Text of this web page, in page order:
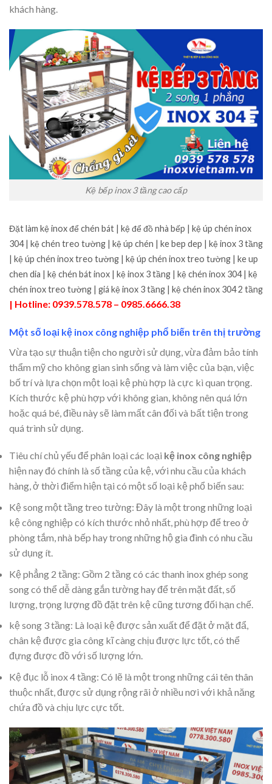
khách hàng.
Kệ bếp inox 3 tầng cao cấp
Đặt làm kệ inox để chén bát | kệ để đồ nhà bếp | kệ úp chén inox
304 | kệ chén treo tường | kệ úp chén | ke bep dep | kệ inox 3 tầng
| kệ úp chén inox treo tường | kệ úp chén inox treo tường | ke up
chen dia | kệ chén bát inox | kệ inox 3 tầng | kệ chén inox 304 | kệ
chén inox treo tường | giá kệ inox 3 tầng | kệ chén inox 304 2 tầng
| Hotline: 0939.578.578 – 0985.6666.38
Một số loại kệ inox công nghiệp phổ biến trên thị trường
Vừa tạo sự thuận tiện cho người sử dụng, vừa đảm bảo tính
thẩm mỹ cho không gian sinh sống và làm việc của bạn, việc
bố trí và lựa chọn một loại kệ phù hợp là cực kì quan trọng.
Kích thước kệ phù hợp với không gian, không nên quá lớn
hoặc quá bé, điều này sẽ làm mất cân đối và bất tiện trong
quá trình sử dụng.
Tiêu chí chủ yếu để phân loại các loại kệ inox công nghiệp
hiện nay đó chính là số tầng của kệ, với nhu cầu của khách
hàng, ở thời điểm hiện tại có một số loại kệ phổ biến sau:
Kệ song một tầng treo tường: Đây là một trong những loại
kệ công nghiệp có kích thước nhỏ nhất, phù hợp để treo ở
phòng tắm, nhà bếp hay trong những hộ gia đình có nhu cầu
sử dụng ít.
Kệ phẳng 2 tầng: Gồm 2 tầng có các thanh inox ghép song
song có thể dễ dàng gắn tường hay để trên mặt đất, số
lượng, trọng lượng đồ đặt trên kệ cũng tương đối hạn chế.
kệ song 3 tầng: Là loại kệ được sản xuất để đặt ở mặt đẩ,
chân kệ được gia công kĩ càng chịu được lực tốt, có thể
đựng được đồ với số lượng lớn.
Kệ đục lỗ inox 4 tầng: Có lẽ là một trong những cái tên thân
thuộc nhất, được sử dụng rộng rãi ở nhiều nơi với khả năng
chứa đồ và chịu lực cực tốt.